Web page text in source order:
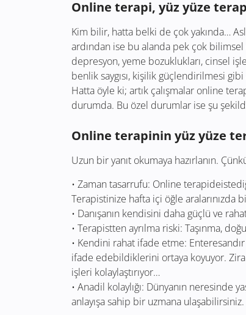
Online terapi, yüz yüze
Kim bilir, hatta belki de çok yakında…
ardından ise bu alanda pek çok bilimsel
depresyon, yeme bozuklukları, cinsel
benlik saygısı, kişilik güçlendirilmesi gibi
Hatta öyle ki; artık çalışmalar online
durumda. Bu özel durumlar ise şu
Online terapinin yüz yüze
Uzun bir yanıt okumaya hazırlanın.
• Zaman tasarrufu: Online
Terapistinize hafta içi öğle aralarınızda
• Danışanın kendisini daha güçlü ve
• Terapistten ayrılma riski: Taşınma,
• Kendini rahat ifade etme:
ifade edebildiklerini ortaya koyuyor.
işleri kolaylaştırıyor…
• Anadil kolaylığı: Dünyanın
anlayışa sahip bir uzmana ulaşabilirsiniz.